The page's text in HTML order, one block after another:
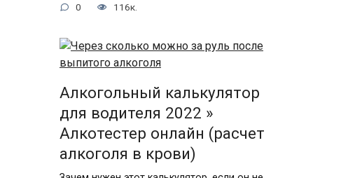
0 116к.
Алкогольный калькулятор
для водителя 2022 »
Алкотестер онлайн (расчет
алкоголя в крови)